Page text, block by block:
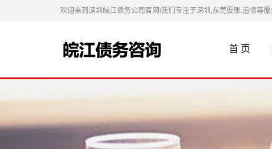
欢迎来到深圳皖江债务公司官网!我们专注于深圳,东莞要账,追债等
首 页